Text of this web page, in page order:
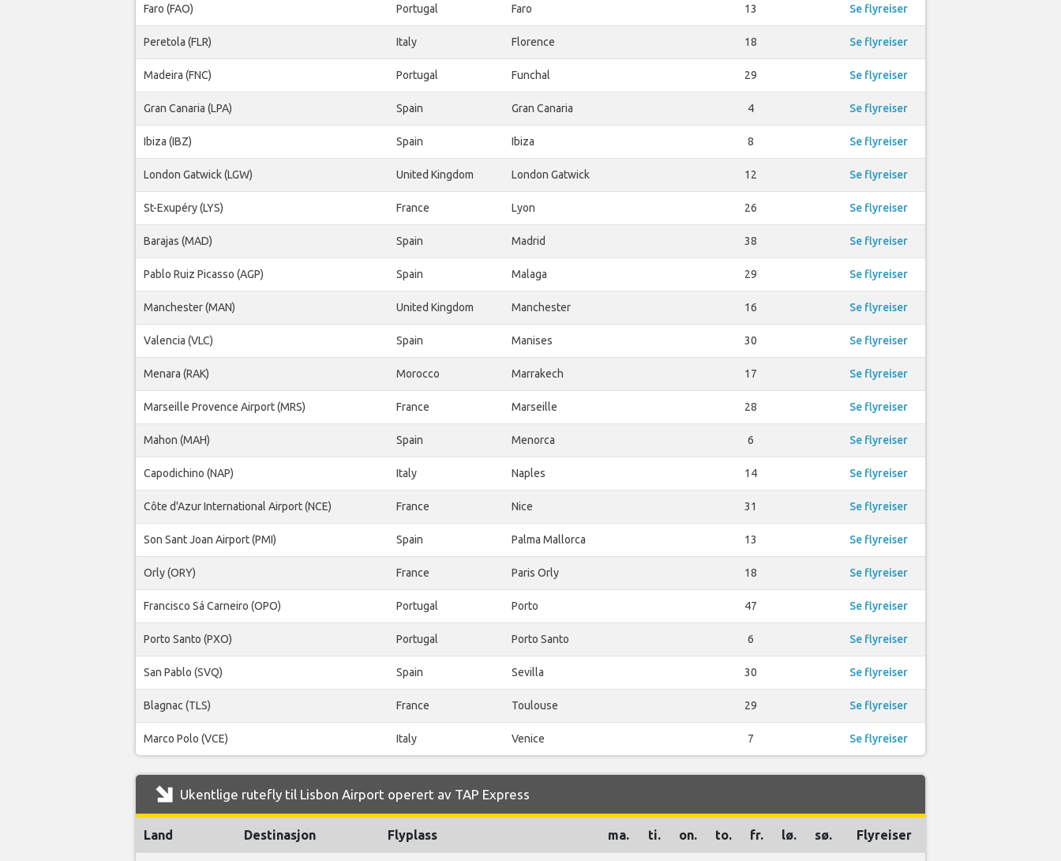
Faro (FAO) Portugal Faro 13 Se flyreiser
Peretola (FLR) Italy Florence 18 Se flyreiser
Madeira (FNC) Portugal Funchal 29 Se flyreiser
Gran Canaria (LPA) Spain Gran Canaria 4 Se flyreiser
Ibiza (IBZ) Spain Ibiza 8 Se flyreiser
London Gatwick (LGW) United Kingdom London Gatwick 12 Se flyreiser
St-Exupéry (LYS) France Lyon 26 Se flyreiser
Barajas (MAD) Spain Madrid 38 Se flyreiser
Pablo Ruiz Picasso (AGP) Spain Malaga 29 Se flyreiser
Manchester (MAN) United Kingdom Manchester 16 Se flyreiser
Valencia (VLC) Spain Manises 30 Se flyreiser
Menara (RAK) Morocco Marrakech 17 Se flyreiser
Marseille Provence Airport (MRS) France Marseille 28 Se flyreiser
Mahon (MAH) Spain Menorca 6 Se flyreiser
Capodichino (NAP) Italy Naples 14 Se flyreiser
Côte d'Azur International Airport (NCE) France Nice 31 Se flyreiser
Son Sant Joan Airport (PMI) Spain Palma Mallorca 13 Se flyreiser
Orly (ORY) France Paris Orly 18 Se flyreiser
Francisco Sá Carneiro (OPO) Portugal Porto 47 Se flyreiser
Porto Santo (PXO) Portugal Porto Santo 6 Se flyreiser
San Pablo (SVQ) Spain Sevilla 30 Se flyreiser
Blagnac (TLS) France Toulouse 29 Se flyreiser
Marco Polo (VCE) Italy Venice 7 Se flyreiser
Ukentlige rutefly til Lisbon Airport operert av TAP Express
Land Destinasjon Flyplass ma. ti. on. to. fr. lø. sø. Flyreiser